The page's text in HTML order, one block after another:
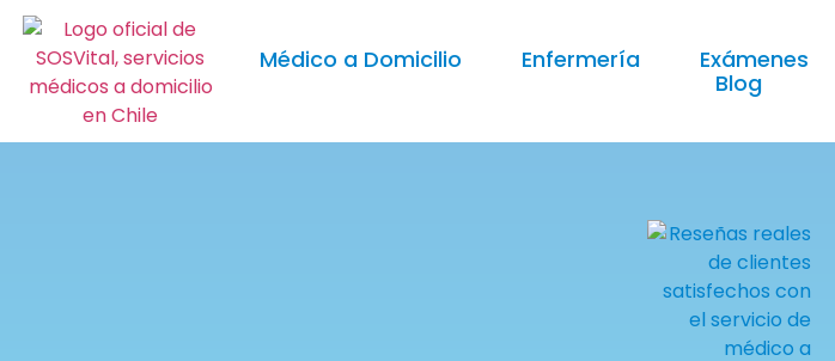
Médico a Domicilio Enfermería Exámenes
Blog